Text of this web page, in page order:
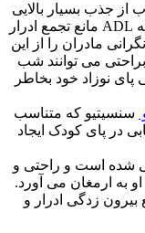
از جذب بسیار بالایی
در میان رقبای خود برخوردار بوده و وجود لایه ADL مانع تجمع ادرار
مادران را از این
می توانند شب
پای نوزاد خود بخاطر
سنسیتیو که متناسب
در پای کودک ایجاد
شده است و راحتی و
به ارمغان می آورد.
بیرون زدگی ادرار و